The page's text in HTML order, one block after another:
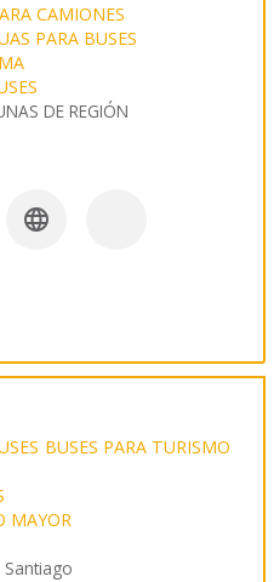
CAMIONES
PARA BUSES
DE REGIÓN

BUSES PARA TURISMO
MAYOR
Santiago